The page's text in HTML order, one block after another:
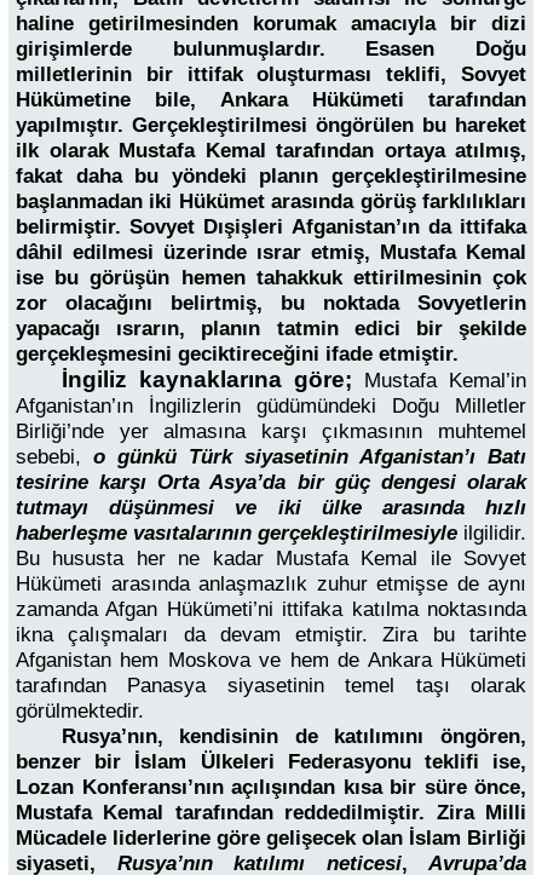
haline getirilmesinden korumak amacıyla bir dizi
girişimlerde bulunmuşlardır. Esasen Doğu
milletlerinin bir ittifak oluşturması teklifi, Sovyet
Hükümetine bile, Ankara Hükümeti tarafından
yapılmıştır. Gerçekleştirilmesi öngörülen bu hareket
ilk olarak Mustafa Kemal tarafından ortaya atılmış,
fakat daha bu yöndeki planın gerçekleştirilmesine
başlanmadan iki Hükümet arasında görüş farklılıkları
belirmiştir. Sovyet Dışişleri Afganistan’ın da ittifaka
dâhil edilmesi üzerinde ısrar etmiş, Mustafa Kemal
ise bu görüşün hemen tahakkuk ettirilmesinin çok
zor olacağını belirtmiş, bu noktada Sovyetlerin
yapacağı ısrarın, planın tatmin edici bir şekilde
gerçekleşmesini geciktireceğini ifade etmiştir.
İngiliz kaynaklarına göre;
Mustafa Kemal’in
Afganistan’ın İngilizlerin güdümündeki Doğu Milletler
Birliği’nde yer almasına karşı çıkmasının muhtemel
sebebi, o günkü Türk siyasetinin Afganistan’ı Batı
tesirine karşı Orta Asya’da bir güç dengesi olarak
tutmayı düşünmesi ve iki ülke arasında hızlı
haberleşme vasıtalarının gerçekleştirilmesiyle ilgilidir.
Bu hususta her ne kadar Mustafa Kemal ile Sovyet
Hükümeti arasında anlaşmazlık zuhur etmişse de aynı
zamanda Afgan Hükümeti’ni ittifaka katılma noktasında
ikna çalışmaları da devam etmiştir. Zira bu tarihte
Afganistan hem Moskova ve hem de Ankara Hükümeti
tarafından Panasya siyasetinin temel taşı olarak
görülmektedir.
Rusya’nın, kendisinin de katılımını öngören,
benzer bir İslam Ülkeleri Federasyonu teklifi ise,
Lozan Konferansı’nın açılışından kısa bir süre önce,
Mustafa Kemal tarafından reddedilmiştir. Zira Milli
Mücadele liderlerine göre gelişecek olan İslam Birliği
siyaseti, Rusya’nın katılımı neticesi,Avrupa’da